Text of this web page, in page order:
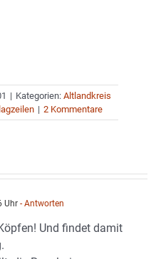
| Kategorien: Altlandkreis
| 2 Kommentare
Uhr - Antworten
Und findet damit